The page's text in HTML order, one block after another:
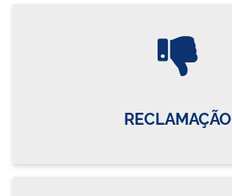
RECLAMAÇÃO